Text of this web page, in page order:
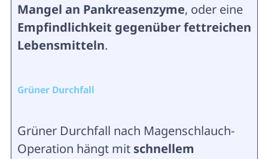
Mangel an Pankreasenzyme, oder eine
Empfindlichkeit gegenüber fettreichen
Lebensmitteln.
Grüner Durchfall
Grüner Durchfall nach Magenschlauch-
Operation hängt mit schnellem